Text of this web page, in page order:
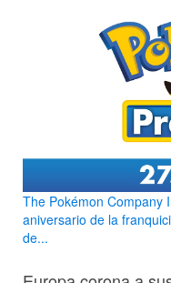
The Pokémon Company
aniversario de la
de...